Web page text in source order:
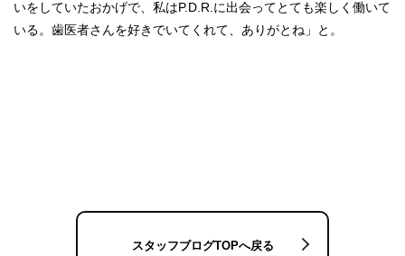
いをしていたおかげで、私はP.D.R.に出会ってとても楽しく働いて
いる。歯医者さんを好きでいてくれて、ありがとね」と。
スタッフブログTOPへ戻る